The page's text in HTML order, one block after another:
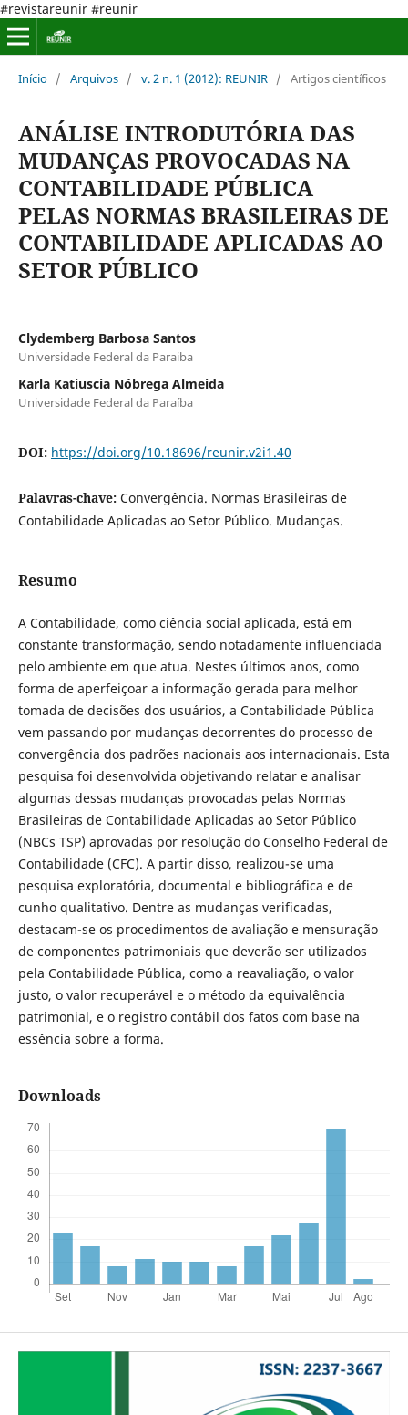
#revistareunir #reunir
Início / Arquivos / v. 2 n. 1 (2012): REUNIR / Artigos científicos
ANÁLISE INTRODUTÓRIA DAS
MUDANÇAS PROVOCADAS NA
CONTABILIDADE PÚBLICA
PELAS NORMAS BRASILEIRAS DE
CONTABILIDADE APLICADAS AO
SETOR PÚBLICO
Clydemberg Barbosa Santos
Universidade Federal da Paraiba
Karla Katiuscia Nóbrega Almeida
Universidade Federal da Paraíba
DOI: https://doi.org/10.18696/reunir.v2i1.40
Palavras-chave: Convergência. Normas Brasileiras de
Contabilidade Aplicadas ao Setor Público. Mudanças.
Resumo
A Contabilidade, como ciência social aplicada, está em
constante transformação, sendo notadamente influenciada
pelo ambiente em que atua. Nestes últimos anos, como
forma de aperfeiçoar a informação gerada para melhor
tomada de decisões dos usuários, a Contabilidade Pública
vem passando por mudanças decorrentes do processo de
convergência dos padrões nacionais aos internacionais. Esta
pesquisa foi desenvolvida objetivando relatar e analisar
algumas dessas mudanças provocadas pelas Normas
Brasileiras de Contabilidade Aplicadas ao Setor Público
(NBCs TSP) aprovadas por resolução do Conselho Federal de
Contabilidade (CFC). A partir disso, realizou-se uma
pesquisa exploratória, documental e bibliográfica e de
cunho qualitativo. Dentre as mudanças verificadas,
destacam-se os procedimentos de avaliação e mensuração
de componentes patrimoniais que deverão ser utilizados
pela Contabilidade Pública, como a reavaliação, o valor
justo, o valor recuperável e o método da equivalência
patrimonial, e o registro contábil dos fatos com base na
essência sobre a forma.
Downloads